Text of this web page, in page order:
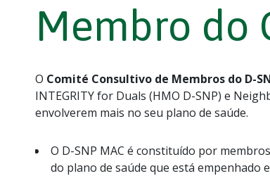
Membro do
O Comité Consultivo de Membros do D-
INTEGRITY for Duals (HMO D-SNP) e
envolverem mais no seu plano de saúde.
O D-SNP MAC é constituído por
do plano de saúde que está empenhado